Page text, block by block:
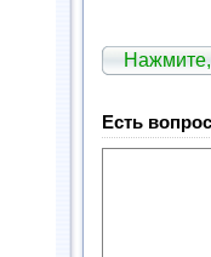
Есть